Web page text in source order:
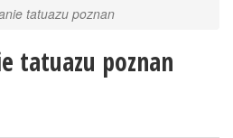
tatuazu poznan
tatuazu poznan